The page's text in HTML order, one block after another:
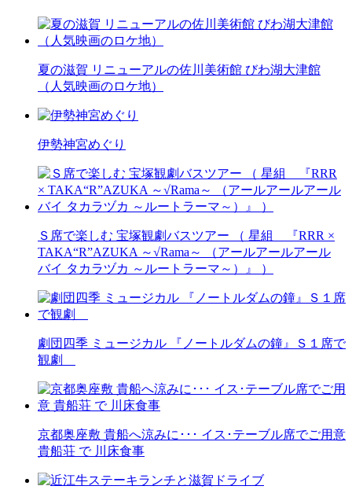
夏の滋賀 リニューアルの佐川美術館 びわ湖大津館
（人気映画のロケ地）
伊勢神宮めぐり
Ｓ席で楽しむ 宝塚観劇バスツアー （ 星組 『RRR ×
TAKA“R”AZUKA ～√Rama～ （アールアールアール
バイ タカラヅカ ～ルートラーマ～）』 ）
劇団四季 ミュージカル 『ノートルダムの鐘』Ｓ１席で
観劇
京都奥座敷 貴船へ涼みに･･･ イス･テーブル席でご用意
貴船荘 で 川床食事